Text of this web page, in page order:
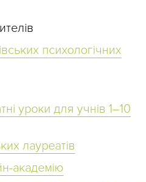
психологічних
уроки для учнів 1–10
лауреатів
академію